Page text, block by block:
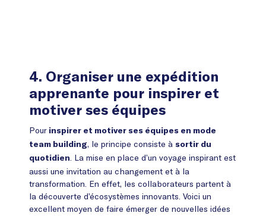
4. Organiser une expédition
apprenante pour inspirer et
motiver ses équipes
Pour inspirer et motiver ses équipes en mode
team building, le principe consiste àsortir du
quotidien . La mise en place d’un voyage inspirant est
aussi une invitation au changement et à la
transformation. En effet, les collaborateurs partent à
la découverte d’écosystèmes innovants. Voici un
excellent moyen de faire émerger de nouvelles idées